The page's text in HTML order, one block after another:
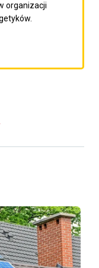
organizacji
do następnego